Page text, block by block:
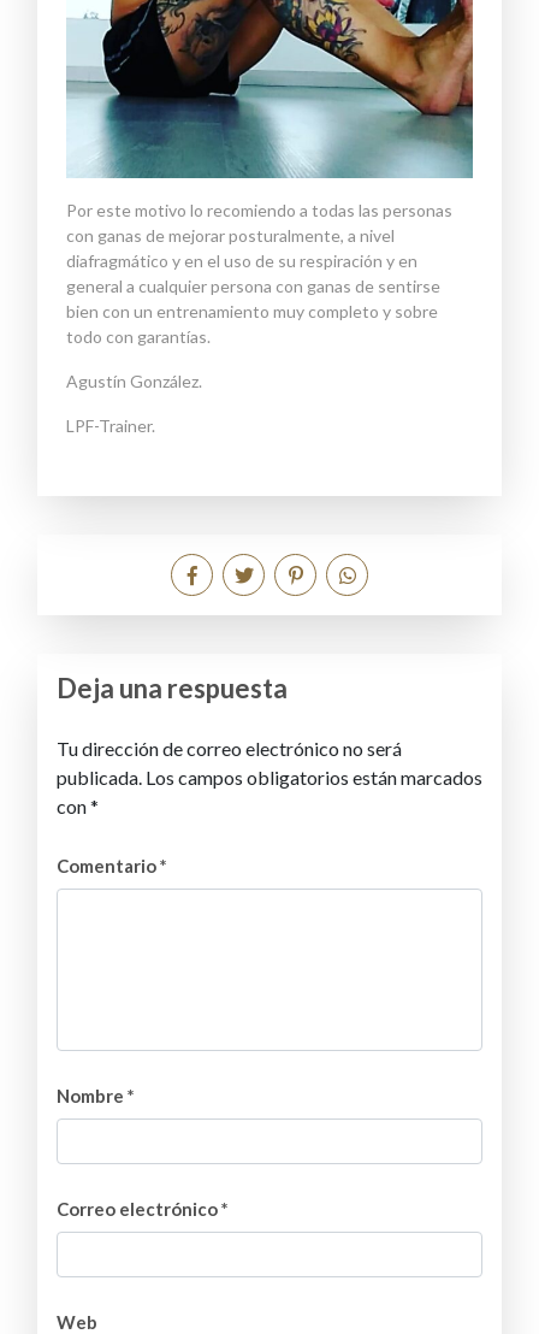
Por este motivo lo recomiendo a todas las personas
con ganas de mejorar posturalmente, a nivel
diafragmático y en el uso de su respiración y en
general a cualquier persona con ganas de sentirse
bien con un entrenamiento muy completo y sobre
todo con garantías.
Agustín González.
LPF-Trainer.
Deja una respuesta
Tu dirección de correo electrónico no será
publicada. Los campos obligatorios están marcados
con*
Comentario*
Nombre *
Correo electrónico*
Web